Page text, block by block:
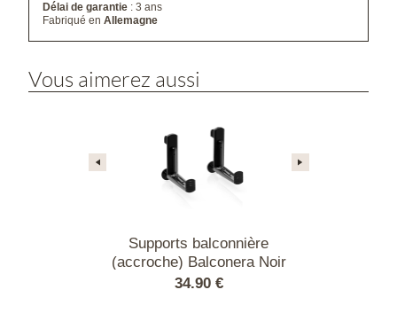
Délai de garantie : 3 ans
Fabriqué enAllemagne
Vous aimerez aussi
Supports balconnière
(accroche) Balconera Noir
34.90 €